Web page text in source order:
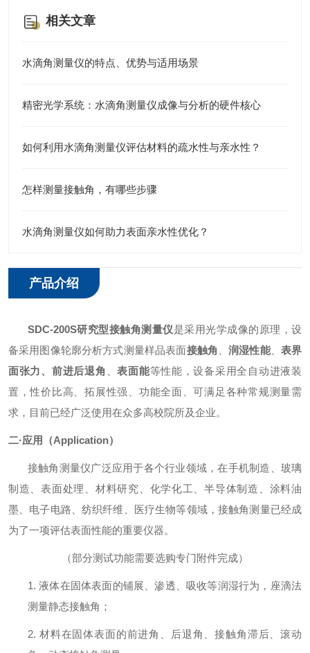
相关文章
水滴角测量仪的特点、优势与适用场景
精密光学系统：水滴角测量仪成像与分析的硬件核心
如何利用水滴角测量仪评估材料的疏水性与亲水性？
怎样测量接触角，有哪些步骤
水滴角测量仪如何助力表面亲水性优化？​
产品介绍
SDC-200S研究型接触角测量仪是采用光学成像的原理，设
备采用图像轮廓分析方式测量样品表面接触角 、润湿性能、 表界
面张力、前进后退角
、表面能等性能，设备采用全自动进液装
置，性价比高、拓展性强、功能全面、可满足各种常规测量需
求，目前已经广泛使用在众多高校院所及企业。
二·应用（Application）
接触角测量仪广泛应用于各个行业领域，在手机制造、玻璃
制造、表面处理、材料研究、化学化工、半导体制造、涂料油
墨、电子电路、纺织纤维、医疗生物等领域，接触角测量已经成
为了一项评估表面性能的重要仪器。
（部分测试功能需要选购专门附件完成）
1.液体在固体表面的铺展、渗透、吸收等润湿行为，座滴法
测量静态接触角；
2. 材料在固体表面的前进角、后退角、接触角滞后、滚动